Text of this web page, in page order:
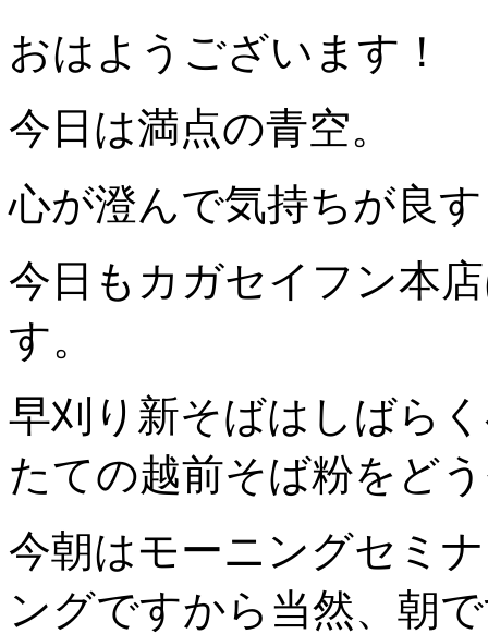
おはようございます！
今日は満点の青空。
心が澄んで気持ちが良
今日もカガセイフン本
す。
早刈り新そばはしばら
たての越前そば粉をど
今朝はモーニングセミ
ングですから当然、朝